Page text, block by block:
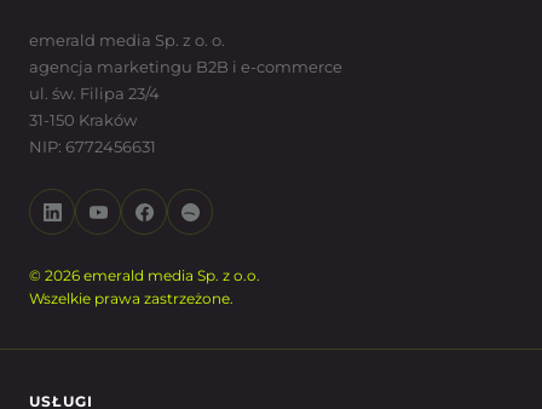
emerald media Sp. z o. o.
agencja marketingu B2B i e-commerce
ul. św. Filipa 23/4
31-150 Kraków
NIP: 6772456631
© 2026 emerald media Sp. z o.o.
Wszelkie prawa zastrzeżone.
USŁUGI